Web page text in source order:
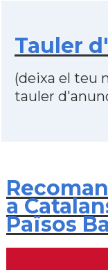
Tauler
(deixa el teu
tauler
a
Països